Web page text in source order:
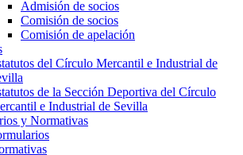
Admisión de socios
Comisión de socios
Comisión de apelación
del Círculo Mercantil e Industrial de
de la Sección Deportiva del Círculo
e Industrial de Sevilla
y Normativas